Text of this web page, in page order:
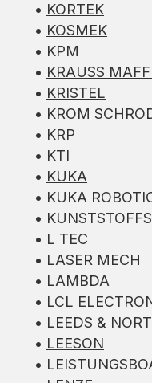
• KORTEK
• KOSMEK
• KPM
• KRAUSS
• KRISTEL
• KROM
• KRP
• KTI
• KUKA
• KUKA
•
• L TEC
• LASER MECH
• LAMBDA
• LCL
• LEEDS &
• LEESON
•